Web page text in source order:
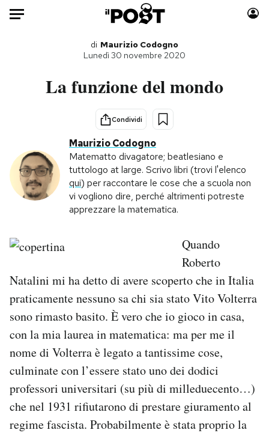
Auto
Tecnologia
Internet
Scienza
Libri
Storie/Idee
Ok Boomer!
Media
Europa
Mondiali calcio 2026
PODCAST
NEWSLETTER
I MIEI PREFERITI
SHOP
di Maurizio Codogno
Lunedì 30 novembre 2020
La funzione del mondo
Condividi
Maurizio Codogno
Matematto divagatore; beatlesiano e
tuttologo at large. Scrivo libri (trovi l'elenco
qui) per raccontare le cose che a scuola non
vi vogliono dire, perché altrimenti potreste
apprezzare la matematica.
Quando
Roberto
Natalini mi ha detto di avere scoperto che in Italia
praticamente nessuno sa chi sia stato Vito Volterra
sono rimasto basito. È vero che io gioco in casa,
con la mia laurea in matematica: ma per me il
nome di Volterra è legato a tantissime cose,
culminate con l’essere stato uno dei dodici
professori universitari (su più di milleduecento…)
che nel 1931 rifiutarono di prestare giuramento al
regime fascista. Probabilmente è stata proprio la